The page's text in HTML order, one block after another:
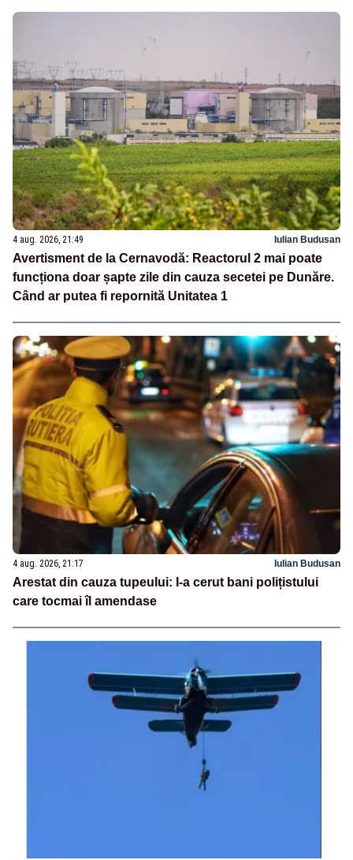
4 aug. 2026, 21:49 Iulian Budusan
Avertisment de la Cernavodă: Reactorul 2 mai poate
funcționa doar șapte zile din cauza secetei pe Dunăre.
Când ar putea fi repornită Unitatea 1
4 aug. 2026, 21:17 Iulian Budusan
Arestat din cauza tupeului: I-a cerut bani polițistului
care tocmai îl amendase